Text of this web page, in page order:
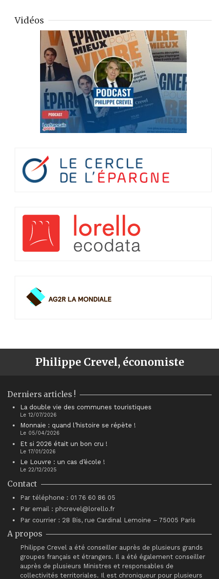
Vidéos
Philippe Crevel, économiste
Derniers articles !
La double vie des communes touristiques
Le 12/07/2026
Monnaie : quand l’histoire se répète !
Le 05/04/2026
Et si 2026 était un bon cru !
Le 17/01/2026
Le Louvre : un cas d’école !
Le 22/12/2025
Contact
Par téléphone : 01 76 60 86 05
Par email : phcrevel@lorello.fr
Par courrier : 28 Bis, rue Cardinal Lemoine – 75005 Paris
A propos
Philippe Crevel a été conseiller auprès de plusieurs grands
groupes français et étrangers. Il a été également conseiller
auprès de plusieurs Ministres et responsables de
collectivités territoriales. Il est chroniqueur pour plusieurs